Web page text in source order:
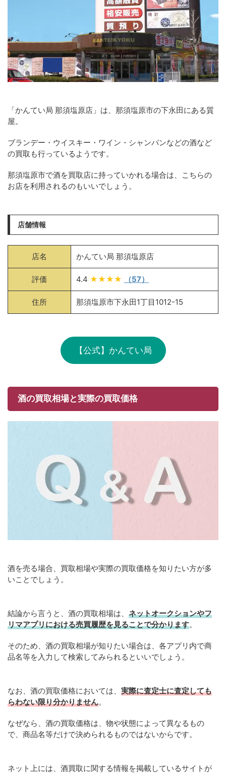
「かんてい局 那須塩原店」は、那須塩原市の下永田にある質
屋。
ブランデー・ウイスキー・ワイン・シャンパンなどの酒など
の買取も行っているようです。
那須塩原市で酒を買取店に持っていかれる場合は、こちらの
お店を利用されるのもいいでしょう。
店舗情報
店名 かんてい局 那須塩原店
評価 4.4 ★★★★ （57）
住所 那須塩原市下永田1丁目1012-15
【公式】かんてい局
酒の買取相場と実際の買取価格
酒を売る場合、買取相場や実際の買取価格を知りたい方が多
いことでしょう。
結論から言うと、酒の買取相場は、 ネットオークションやフ
リマアプリにおける売買履歴を見ることで分かります。
そのため、酒の買取相場が知りたい場合は、各アプリ内で商
品名等を入力して検索してみられるといいでしょう。
なお、酒の買取価格においては、 実際に査定士に査定しても
らわない限り分かりません。
なぜなら、酒の買取価格は、物や状態によって異なるもの
で、商品名等だけで決められるものではないからです。
ネット上には、酒買取に関する情報を掲載しているサイトが